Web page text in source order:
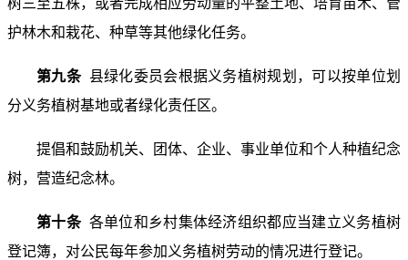
树三至五株，或者完成相应劳动量的平整土地、培育苗木、管
护林木和栽花、种草等其他绿化任务。
第九条 县绿化委员会根据义务植树规划，可以按单位划
分义务植树基地或者绿化责任区。
提倡和鼓励机关、团体、企业、事业单位和个人种植纪念
树，营造纪念林。
第十条 各单位和乡村集体经济组织都应当建立义务植树
登记簿，对公民每年参加义务植树劳动的情况进行登记。